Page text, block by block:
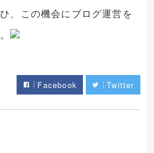
、この機会にブログ運営を
Facebook Twitter